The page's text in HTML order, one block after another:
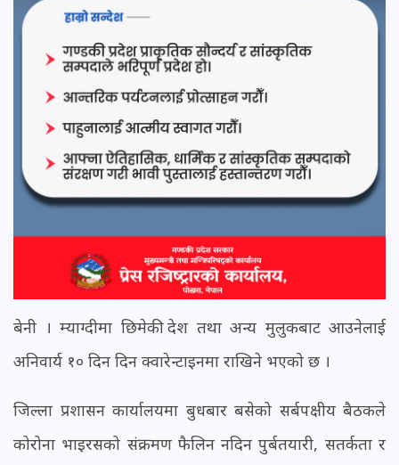
बेनी । म्याग्दीमा छिमेकी देश तथा अन्य मुलुकबाट आउनेलाई
अनिवार्य १० दिन दिन क्वारेन्टाइनमा राखिने भएको छ ।
जिल्ला प्रशासन कार्यालयमा बुधबार बसेको सर्बपक्षीय बैठकले
कोरोना भाइरसको संक्रमण फैलिन नदिन पुर्बतयारी, सतर्कता र